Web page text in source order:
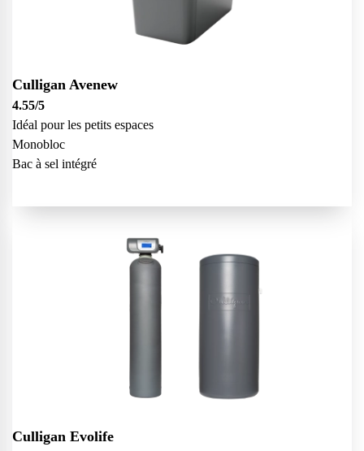
Culligan Avenew
4.55/5
Idéal pour les petits espaces
Monobloc
Bac à sel intégré
Culligan Evolife